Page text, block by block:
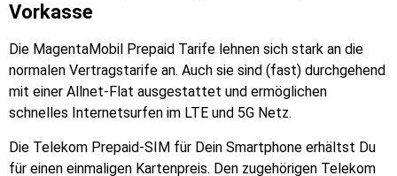
Vorkasse
Die MagentaMobil Prepaid Tarife lehnen sich stark an die
normalen Vertragstarife an. Auch sie sind (fast) durchgehend
mit einer Allnet-Flat ausgestattet und ermöglichen
schnelles Internetsurfen im LTE und 5G Netz.
Die Telekom Prepaid-SIM für Dein Smartphone erhältst Du
für einen einmaligen Kartenpreis. Den zugehörigen Telekom